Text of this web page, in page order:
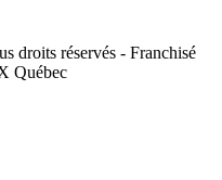
droits réservés - Franchisé
Québec